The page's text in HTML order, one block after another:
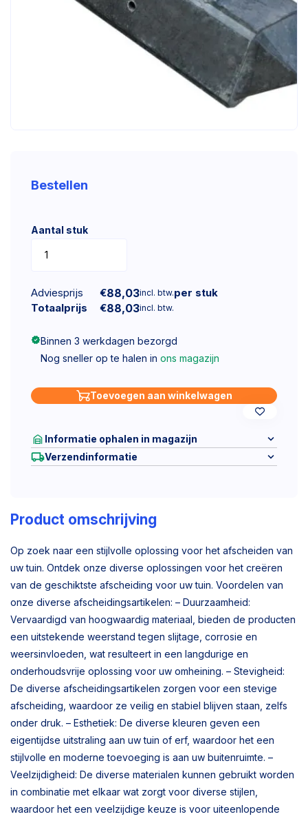
Bestellen
Aantal stuk
Adviesprijs €88,03incl. btw.per stuk
Totaalprijs
€88,03incl. btw.
Binnen 3 werkdagen bezorgd
Nog sneller op te halen in ons magazijn
Toevoegen aan winkelwagen
Informatie ophalen in magazijn
Verzendinformatie
Product omschrijving
Op zoek naar een stijlvolle oplossing voor het afscheiden van
uw tuin. Ontdek onze diverse oplossingen voor het creëren
van de geschiktste afscheiding voor uw tuin. Voordelen van
onze diverse afscheidingsartikelen: – Duurzaamheid:
Vervaardigd van hoogwaardig materiaal, bieden de producten
een uitstekende weerstand tegen slijtage, corrosie en
weersinvloeden, wat resulteert in een langdurige en
onderhoudsvrije oplossing voor uw omheining. – Stevigheid:
De diverse afscheidingsartikelen zorgen voor een stevige
afscheiding, waardoor ze veilig en stabiel blijven staan, zelfs
onder druk. – Esthetiek: De diverse kleuren geven een
eigentijdse uitstraling aan uw tuin of erf, waardoor het een
stijlvolle en moderne toevoeging is aan uw buitenruimte. –
Veelzijdigheid: De diverse materialen kunnen gebruikt worden
in combinatie met elkaar wat zorgt voor diverse stijlen,
waardoor het een veelzijdige keuze is voor uiteenlopende